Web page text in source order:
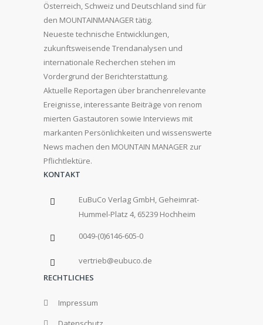
Österreich, Schweiz und Deutschland sind für
den MOUNTAINMANAGER tätig.
Neueste technische Entwicklungen,
zukunftsweisende Trendanalysen und
internationale Recherchen stehen im
Vordergrund der Berichterstattung.
Aktuelle Reportagen über branchenrelevante
Ereignisse, interessante Beiträge von renom
mierten Gastautoren sowie Interviews mit
markanten Persönlichkeiten und wissenswerte
News machen den MOUNTAIN MANAGER zur
Pflichtlektüre.
KONTAKT
EuBuCo Verlag GmbH, Geheimrat-
Hummel-Platz 4, 65239 Hochheim
0049-(0)6146-605-0
vertrieb@eubuco.de
RECHTLICHES
Impressum